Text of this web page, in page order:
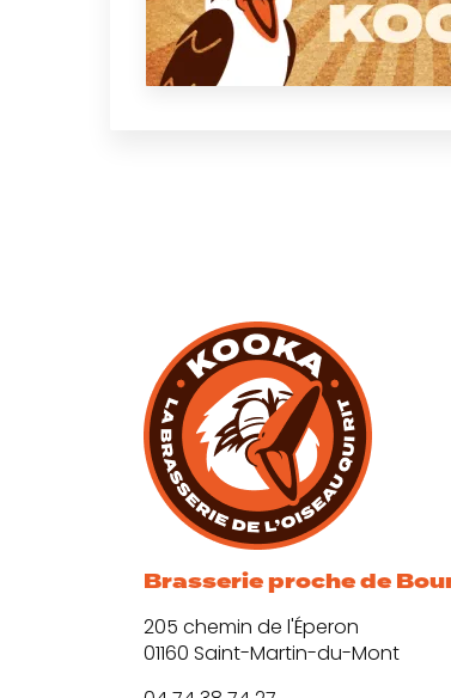
Brasserie proche de
205 chemin de l'Éperon
01160 Saint-Martin-du-Mont